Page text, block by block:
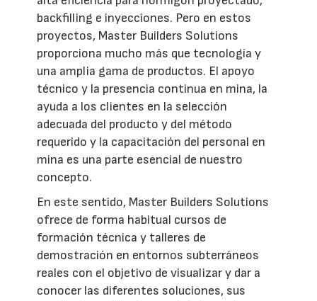
backfilling e inyecciones. Pero en estos
proyectos, Master Builders Solutions
proporciona mucho más que tecnología y
una amplia gama de productos. El apoyo
técnico y la presencia continua en mina, la
ayuda a los clientes en la selección
adecuada del producto y del método
requerido y la capacitación del personal en
mina es una parte esencial de nuestro
concepto.
En este sentido, Master Builders Solutions
ofrece de forma habitual cursos de
formación técnica y talleres de
demostración en entornos subterráneos
reales con el objetivo de visualizar y dar a
conocer las diferentes soluciones, sus